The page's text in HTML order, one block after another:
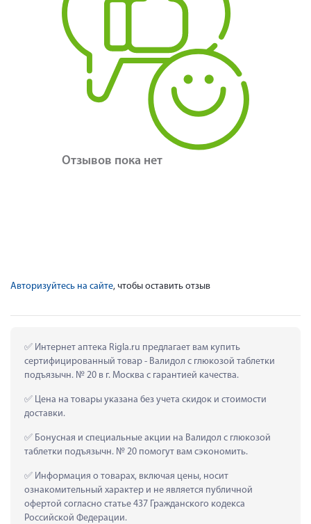
Отзывов пока нет
Авторизуйтесь на сайте, чтобы оставить отзыв
Интернет аптека Rigla.ru предлагает вам купить
сертифицированный товар - Валидол с глюкозой таблетки
подъязычн. № 20 в г. Москва с гарантией качества.
Цена на товары указана без учета скидок и стоимости
доставки.
Бонусная и специальные акции на Валидол с глюкозой
таблетки подъязычн. № 20 помогут вам сэкономить.
Информация о товарах, включая цены, носит
ознакомительный характер и не является публичной
офертой согласно статье 437 Гражданского кодекса
Российской Федерации.